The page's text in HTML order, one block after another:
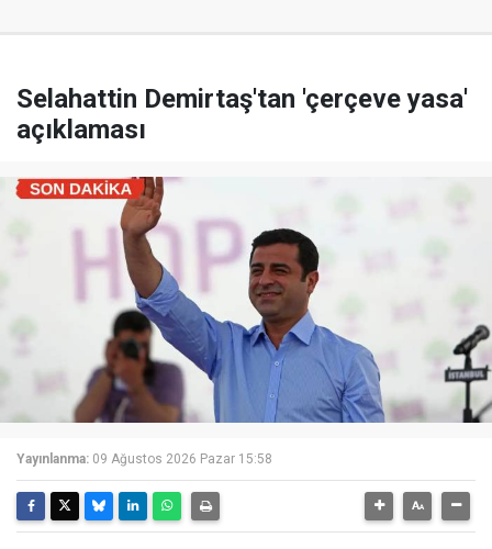
Selahattin Demirtaş'tan 'çerçeve yasa'
açıklaması
Yayınlanma: 09 Ağustos 2026 Pazar 15:58